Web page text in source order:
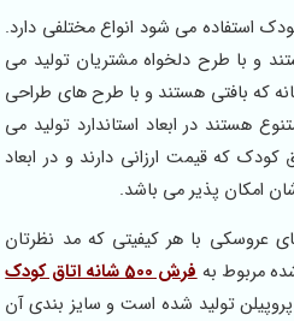
استفاده می شود انواع مختلفی دارد.
1200 شانه هستند و با طرح دلخواه مشتریان تولید می
های 700 شانه و 500 شانه که بافتی هستند و با طرح های طراحی
هستند در ابعاد استاندارد تولید می
که قیمت ارزانی دارند و در ابعاد
امکان پذیر می باشد.
با هر کیفیتی که مد نظرتان
مربوط بهفرش 500 شانه اتاق کودک
و الیاف پلی پروپیلن تولید شده است و سایز بندی آن